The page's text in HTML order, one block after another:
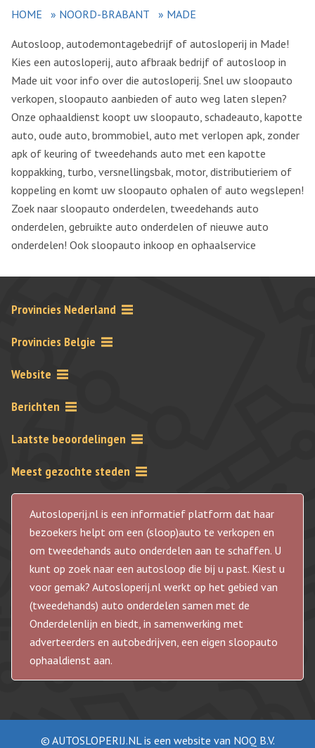
HOME » NOORD-BRABANT » MADE
Autosloop, autodemontagebedrijf of autosloperij in Made!
Kies een autosloperij, auto afbraak bedrijf of autosloop in
Made uit voor info over die autosloperij. Snel uw sloopauto
verkopen, sloopauto aanbieden of auto weg laten slepen?
Onze ophaaldienst koopt uw sloopauto, schadeauto, kapotte
auto, oude auto, brommobiel, auto met verlopen apk, zonder
apk of keuring of tweedehands auto met een kapotte
koppakking, turbo, versnellingsbak, motor, distributieriem of
koppeling en komt uw sloopauto ophalen of auto wegslepen!
Zoek naar sloopauto onderdelen, tweedehands auto
onderdelen, gebruikte auto onderdelen of nieuwe auto
onderdelen! Ook sloopauto inkoop en ophaalservice
Provincies Nederland
Provincies Belgie
Website
Berichten
Laatste beoordelingen
Meest gezochte steden
Autosloperij.nl is een informatief platform dat haar
bezoekers helpt om een (sloop)auto te verkopen en
om tweedehands auto onderdelen aan te schaffen. U
kunt op zoek naar een autosloop die bij u past. Kiest u
voor gemak? Autosloperij.nl werkt op het gebied van
(tweedehands) auto onderdelen samen met de
Onderdelenlijn en biedt, in samenwerking met
adverteerders en autobedrijven, een eigen sloopauto
ophaaldienst aan.
© AUTOSLOPERIJ.NL is een website van NOQ B.V.